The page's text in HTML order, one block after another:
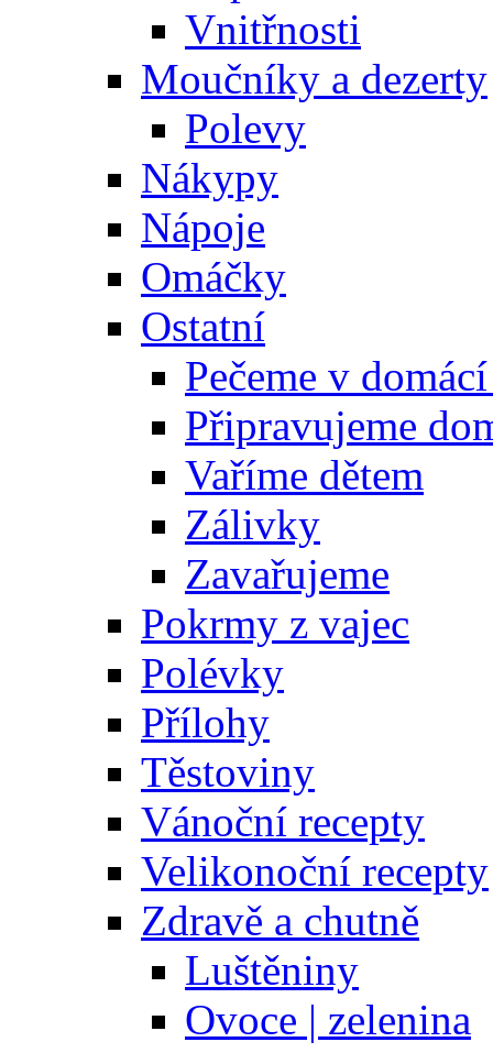
Vnitřnosti
Moučníky a dezerty
Polevy
Nákypy
Nápoje
Omáčky
Ostatní
Pečeme v
Připravujeme
Vaříme dětem
Zálivky
Zavařujeme
Pokrmy z vajec
Polévky
Přílohy
Těstoviny
Vánoční recepty
Velikonoční recepty
Zdravě a chutně
Luštěniny
Ovoce | zelenina